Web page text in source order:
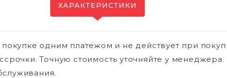
ХАРАКТЕРИСТИКИ
одним платежом и не действует при
Точную стоимость уточняйте у менеджера.